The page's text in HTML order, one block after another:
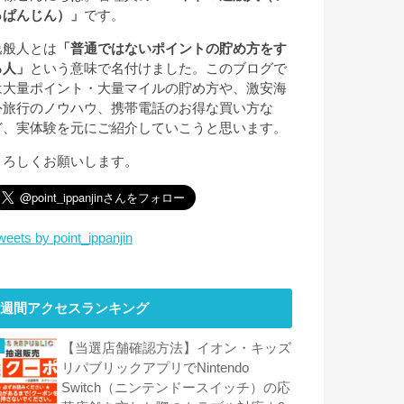
んじん）」 です。
般人とは 「普通ではないポイントの貯め方をす
」
という意味で名付けました。このブログで
大量ポイント・大量マイルの貯め方や、激安海
旅行のノウハウ、携帯電話のお得な買い方な
、実体験を元にご紹介していこうと思います。
しくお願いします。
by point_ippanjin
週間アクセスランキング
【当選店舗確認方法】イオン・キッズ
リパブリックアプリでNintendo
Switch（ニンテンドースイッチ）の応